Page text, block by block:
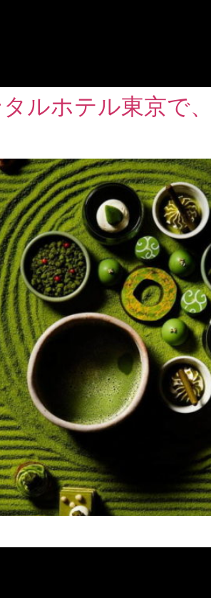
ルホテル東京で